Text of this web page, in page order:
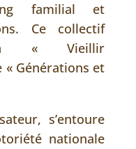
familial et
Ce collectif
« Vieillir
Générations et
s’entoure
nationale